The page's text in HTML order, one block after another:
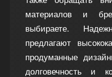
материалов и
выбираете.
предлагают
продуманные
долговечность и